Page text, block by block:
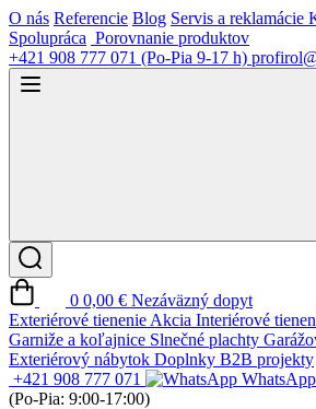
O nás Referencie Blog Servis a reklamácie
Spolupráca Porovnanie produktov
+421 908 777 071 (Po-Pia 9-17 h)
0 0,00 € Nezáväzný dopyt
Exteriérové tienenie Akcia Interiérové
Garniže a koľajnice Slnečné plachty
Exteriérový nábytok Doplnky B2B projekty
+421 908 777 071
WhatsApp
(Po-Pia: 9:00-17:00)